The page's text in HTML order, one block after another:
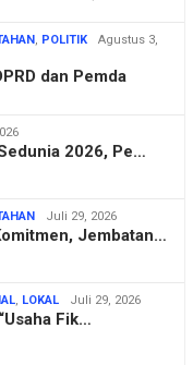
, POLITIK
Agustus 3,
dan Pemda
2026, Pe…
Juli 29, 2026
Jembatan…
, LOKAL Juli 29, 2026
Fik…